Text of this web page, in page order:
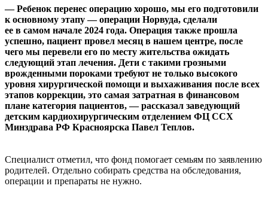
— Ребенок перенес операцию хорошо, мы его подготовили
к основному этапу — операции Норвуда, сделали
ее в самом начале 2024 года. Операция также прошла
успешно, пациент провел месяц в нашем центре, после
чего мы перевели его по месту жительства ожидать
следующий этап лечения. Дети с такими грозными
врожденными пороками требуют не только высокого
уровня хирургической помощи и выхаживания после всех
этапов коррекции, это самая затратная в финансовом
плане категория пациентов, — рассказал заведующий
детским кардиохирургическим отделением ФЦ ССХ
Минздрава РФ Красноярска Павел Теплов.
Специалист отметил, что фонд помогает семьям по заявлению
родителей. Отдельно собирать средства на обследования,
операции и препараты не нужно.